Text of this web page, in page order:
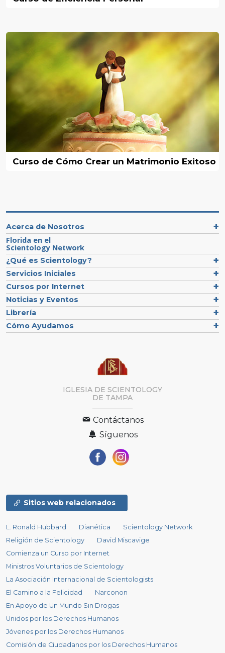
Curso de Cómo Crear un Matrimonio Exitoso
Acerca de Nosotros
Florida en el
Scientology Network
¿Qué es Scientology?
Servicios Iniciales
Cursos por Internet
Noticias y Eventos
Librería
Cómo Ayudamos
IGLESIA DE SCIENTOLOGY
DE TAMPA
Contáctanos
Síguenos
Sitios web relacionados
L. Ronald Hubbard Dianética
Scientology Network
Religión de Scientology
David Miscavige
Comienza un Curso por Internet
Ministros Voluntarios de Scientology
La Asociación Internacional de Scientologists
El Camino a la Felicidad
Narconon
En Apoyo de Un Mundo Sin Drogas
Unidos por los Derechos Humanos
Jóvenes por los Derechos Humanos
Comisión de Ciudadanos por los Derechos Humanos